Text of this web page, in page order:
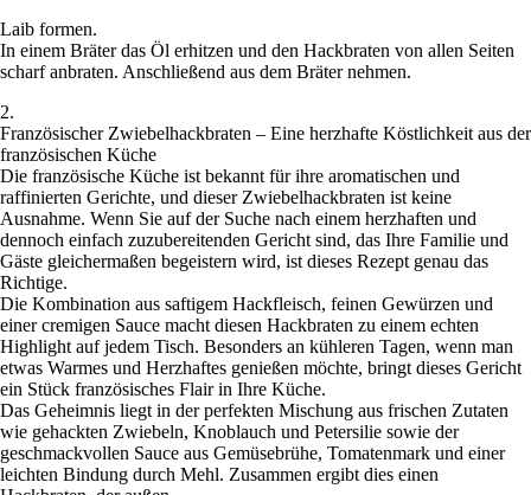
Laib formen.
In einem Bräter das Öl erhitzen und den Hackbraten von allen Seiten
scharf anbraten. Anschließend aus dem Bräter nehmen.
2.
Französischer Zwiebelhackbraten – Eine herzhafte Köstlichkeit aus der
französischen Küche
Die französische Küche ist bekannt für ihre aromatischen und
raffinierten Gerichte, und dieser Zwiebelhackbraten ist keine
Ausnahme. Wenn Sie auf der Suche nach einem herzhaften und
dennoch einfach zuzubereitenden Gericht sind, das Ihre Familie und
Gäste gleichermaßen begeistern wird, ist dieses Rezept genau das
Richtige.
Die Kombination aus saftigem Hackfleisch, feinen Gewürzen und
einer cremigen Sauce macht diesen Hackbraten zu einem echten
Highlight auf jedem Tisch. Besonders an kühleren Tagen, wenn man
etwas Warmes und Herzhaftes genießen möchte, bringt dieses Gericht
ein Stück französisches Flair in Ihre Küche.
Das Geheimnis liegt in der perfekten Mischung aus frischen Zutaten
wie gehackten Zwiebeln, Knoblauch und Petersilie sowie der
geschmackvollen Sauce aus Gemüsebrühe, Tomatenmark und einer
leichten Bindung durch Mehl. Zusammen ergibt dies einen